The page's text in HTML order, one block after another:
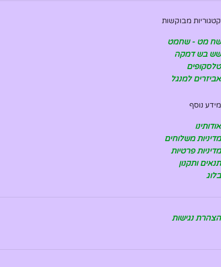
קטגוריות מבוקשות
שח מט - שחמט
שש בש דמקה
טלסקופים
אביזרים למנגל
מידע נוסף
אודותינו
מדיניות משלוחים
מדיניות פרטיות
תנאים ותקנון
בלוג
הצהרת נגישות